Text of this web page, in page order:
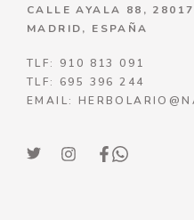
CALLE AYALA 88, 28017
MADRID, ESPAÑA
TLF: 910 813 091
TLF: 695 396 244
EMAIL: